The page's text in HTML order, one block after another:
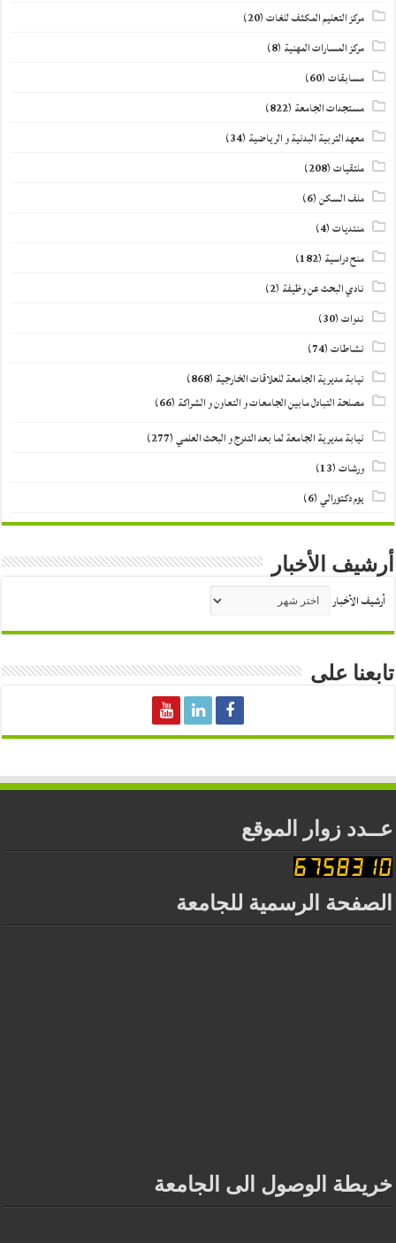
مركز التعليم المكثف للغات(20)
مركز المسارات المهنية (8)
مسابقات(60)
مستجدات الجامعة (822)
معهد التربية البدنية و الرياضية (34)
ملتقيات(208)
ملف السكن(6)
منتديات(4)
منح دراسية (182)
نادي البحث عن وظيفة (2)
ندوات(30)
نشاطات(74)
نيابة مديرية الجامعة للعلاقات الخارجية (868)
مصلحة التبادل مابين الجامعات و التعاون و الشراكة (66)
نيابة مديرية الجامعة لما بعد التدرج و البحث العلمي(277)
ورشات(13)
يوم دكتورالي(6)
أرشيف الأخبار
أرشيف الأخبار
تابعنا على
عــدد زوار الموقع
الصفحة الرسمية للجامعة
خريطة الوصول الى الجامعة